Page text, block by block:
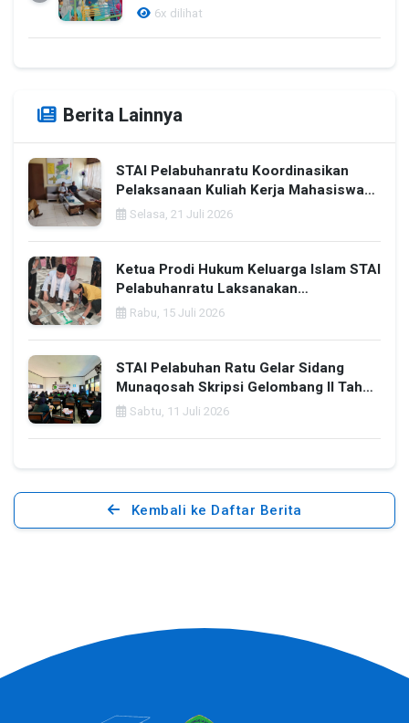
6x dilihat
Berita Lainnya
STAI Pelabuhanratu Koordinasikan
Pelaksanaan Kuliah Kerja Mahasiswa
Tahun 2026 Bersama Pemerintah
Selasa, 21 Juli 2026
Ketua Prodi Hukum Keluarga Islam STAI
Pelabuhanratu Laksanakan
Pengamatan Rashdul Kiblat Dukung
Rabu, 15 Juli 2026
STAI Pelabuhan Ratu Gelar Sidang
Munaqosah Skripsi Gelombang II Tahun
Akademik 2025–2026
Sabtu, 11 Juli 2026
Kembali ke Daftar Berita